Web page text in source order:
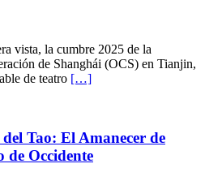
vista, la cumbre 2025 de la
de Shanghái (OCS) en Tianjin,
de teatro […]
Tao: El Amanecer de
de Occidente